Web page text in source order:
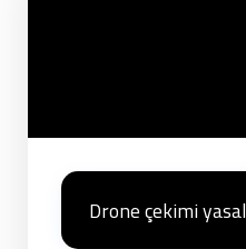
Drone çekimi yasal